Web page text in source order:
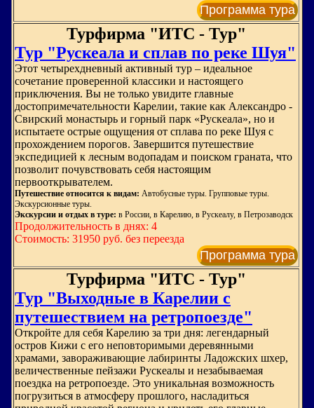
Программа тура
Турфирма "ИТС - Тур"
Тур "Рускеала и сплав по реке Шуя"
Этот четырехдневный активный тур – идеальное
сочетание проверенной классики и настоящего
приключения. Вы не только увидите главные
достопримечательности Карелии, такие как Александро -
Свирский монастырь и горный парк «Рускеала», но и
испытаете острые ощущения от сплава по реке Шуя с
прохождением порогов. Завершится путешествие
экспедицией к лесным водопадам и поиском граната, что
позволит почувствовать себя настоящим
первооткрывателем.
Путешествие относится к видам: Автобусные туры. Групповые туры.
Экскурсионные туры.
Экскурсии и отдых в туре: в России, в Карелию, в Рускеалу, в Петрозаводск
Продолжительность в днях: 4
Стоимость: 31950 руб. без переезда
Программа тура
Турфирма "ИТС - Тур"
Тур "Выходные в Карелии с
путешествием на ретропоезде"
Откройте для себя Карелию за три дня: легендарный
остров Кижи с его неповторимыми деревянными
храмами, завораживающие лабиринты Ладожских шхер,
величественные пейзажи Рускеалы и незабываемая
поездка на ретропоезде. Это уникальная возможность
погрузиться в атмосферу прошлого, насладиться